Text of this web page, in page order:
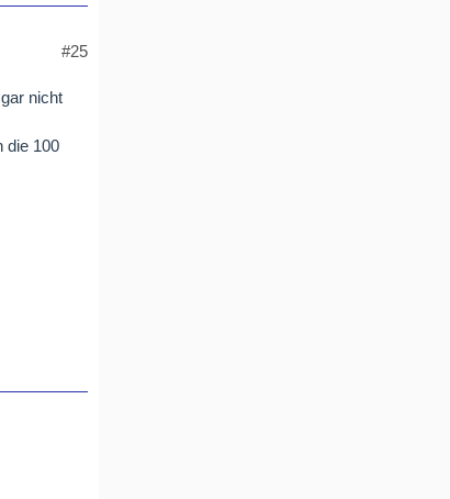
#25
nicht
die 100